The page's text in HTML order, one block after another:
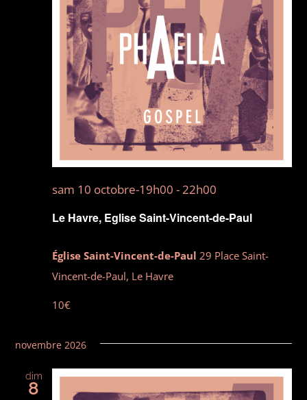
Le Havre, Eglise Saint-Vincent-de-Paul
sam 10 octobre-19h00 -22h00
Église Saint-Vincent-de-Paul29 Place Saint-
Vincent-de-Paul, Le Havre
10€
novembre 2026
dim
8